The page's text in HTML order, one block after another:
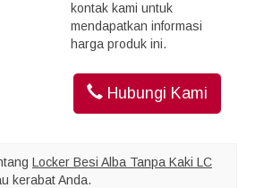
kontak kami untuk
mendapatkan informasi
harga produk ini.
Hubungi Kami
Locker Besi Alba Tanpa Kaki LC
kerabat Anda.